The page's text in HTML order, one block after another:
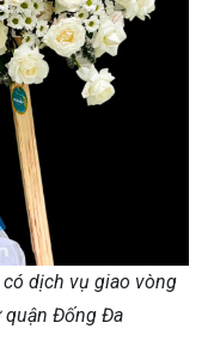
dịch vụ giao vòng
quận Đống Đa